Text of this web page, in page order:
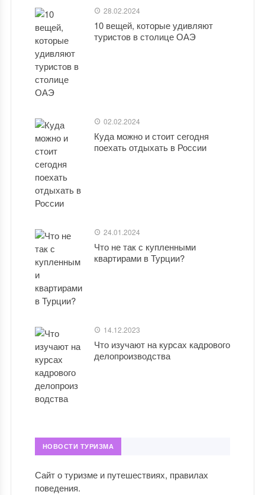
28.02.2024
10 вещей, которые удивляют
туристов в столице ОАЭ
02.02.2024
Куда можно и стоит сегодня
поехать отдыхать в России
24.01.2024
Что не так с купленными
квартирами в Турции?
14.12.2023
Что изучают на курсах кадрового
делопроизводства
НОВОСТИ ТУРИЗМА
Сайт о туризме и путешествиях, правилах
поведения.